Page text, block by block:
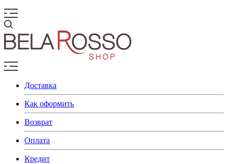
Доставка
Как оформить
Возврат
Оплата
Кредит